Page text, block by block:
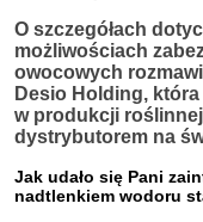
O szczegółach
możliwościach
owocowych
Desio Holding,
w produkcji
dystrybutorem na
Jak udało się Pani
nadtlenkiem wodoru